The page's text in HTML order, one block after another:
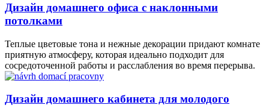
Дизайн домашнего офиса с наклонными
потолками
Теплые цветовые тона и нежные декорации придают комнате
приятную атмосферу, которая идеально подходит для
сосредоточенной работы и расслабления во время перерыва.
Дизайн домашнего кабинета для молодого